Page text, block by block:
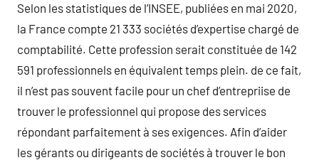
Selon les statistiques de l’INSEE, publiées en mai 2020,
la France compte 21 333 sociétés d’expertise chargé de
comptabilité. Cette profession serait constituée de 142
591 professionnels en équivalent temps plein. de ce fait,
il n’est pas souvent facile pour un chef d’entrepriise de
trouver le professionnel qui propose des services
répondant parfaitement à ses exigences. Afin d’aider
les gérants ou dirigeants de sociétés à trouver le bon